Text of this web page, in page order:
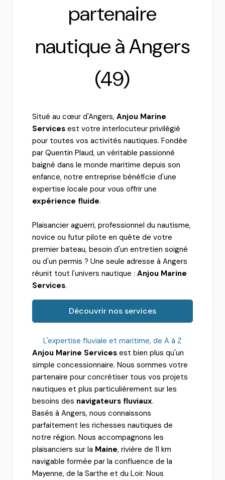
partenaire
nautique à Angers
(49)
Situé au cœur d'Angers, Anjou Marine
Services est votre interlocuteur privilégié
pour toutes vos activités nautiques. Fondée
par Quentin Plaud, un véritable passionné
baigné dans le monde maritime depuis son
enfance, notre entreprise bénéficie d'une
expertise locale pour vous offrir une
expérience fluide.
Plaisancier aguerri, professionnel du nautisme,
novice ou futur pilote en quête de votre
premier bateau, besoin d'un entretien soigné
ou d'un permis ? Une seule adresse à Angers
réunit tout l'univers nautique : Anjou Marine
Services.
Découvrir nos services
L'expertise fluviale et maritime, de A à Z
Anjou Marine Services est bien plus qu'un
simple concessionnaire. Nous sommes votre
partenaire pour concrétiser tous vos projets
nautiques et plus particulièrement sur les
besoins des navigateurs fluviaux.
Basés à Angers, nous connaissons
parfaitement les richesses nautiques de
notre région. Nous accompagnons les
plaisanciers sur la Maine, rivière de 11 km
navigable formée par la confluence de la
Mayenne, de la Sarthe et du Loir. Nous